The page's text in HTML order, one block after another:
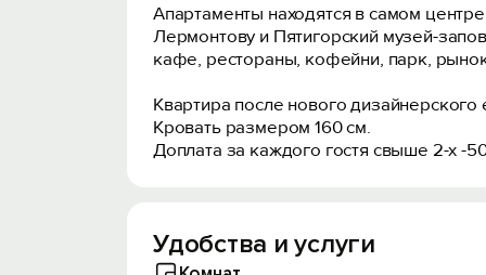
Апартаменты находятся в самом
Лермонтову и Пятигорский музей-
кафе, рестораны, кофейни, парк,
Квартира после нового
Кровать размером 160 см.
Доплата за каждого гостя свыше 2-х -
Удобства и услуги